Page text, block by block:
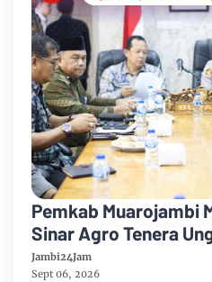
Pemkab Muarojambi
Sinar Agro Tenera
Sipin Teluk Duren
Jambi24Jam
Sept 06, 2026